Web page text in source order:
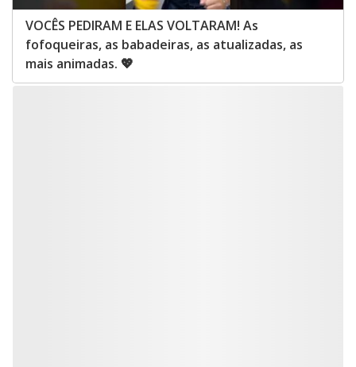
VOCÊS PEDIRAM E ELAS VOLTARAM! As
fofoqueiras, as babadeiras, as atualizadas, as
mais animadas. 💖